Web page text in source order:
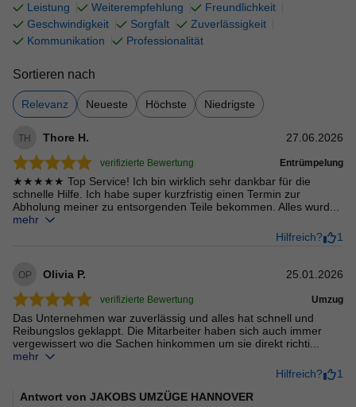
Leistung Weiterempfehlung
Freundlichkeit
Geschwindigkeit
Sorgfalt
Zuverlässigkeit
Kommunikation
Professionalität
Sortieren nach
Relevanz Neueste Höchste Niedrigste
TH Thore H. 27.06.2026
verifizierte Bewertung Entrümpelung
★★★★★ Top Service! Ich bin wirklich sehr dankbar für die
schnelle Hilfe. Ich habe super kurzfristig einen Termin zur
Abholung meiner zu entsorgenden Teile bekommen. Alles wurd...
mehr
Hilfreich?
1
OP Olivia P. 25.01.2026
verifizierte Bewertung Umzug
Das Unternehmen war zuverlässig und alles hat schnell und
Reibungslos geklappt. Die Mitarbeiter haben sich auch immer
vergewissert wo die Sachen hinkommen um sie direkt richti...
mehr
Hilfreich?
1
Antwort von JAKOBS UMZÜGE HANNOVER